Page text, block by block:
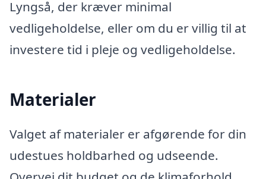
Lyngså, der kræver minimal
vedligeholdelse, eller om du er villig til at
investere tid i pleje og vedligeholdelse.
Materialer
Valget af materialer er afgørende for din
udestues holdbarhed og udseende.